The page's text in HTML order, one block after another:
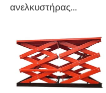
ανελκυστήρας